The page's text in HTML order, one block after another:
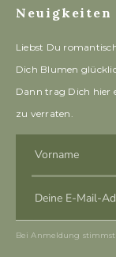
Neuigkeiten
Liebst Du
Dich Blumen
Dann trag Dich hier
zu verraten.
Bei Anmeldung